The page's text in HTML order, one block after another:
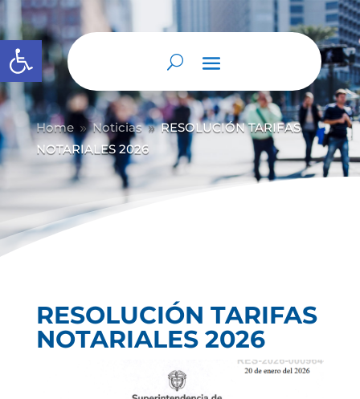
Abrir barra de herramientas
Home 9 Noticias 9 RESOLUCIÓN TARIFAS
NOTARIALES 2026
RESOLUCIÓN TARIFAS
NOTARIALES 2026